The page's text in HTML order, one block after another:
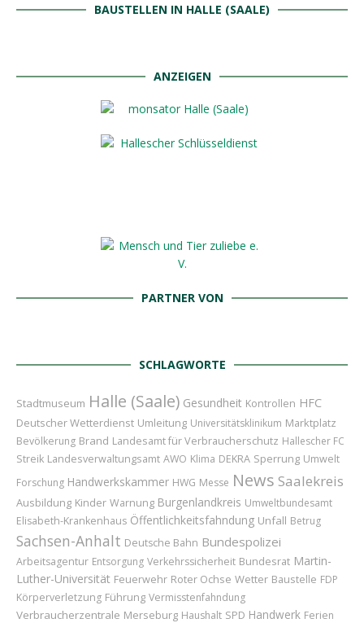
BAUSTELLEN IN HALLE (SAALE)
ANZEIGEN
PARTNER VON
SCHLAGWORTE
Stadtmuseum Halle (Saale) Gesundheit Kontrollen HFC
Deutscher Wetterdienst Umleitung Universitätsklinikum Marktplatz
Bevölkerung Brand Landesamt für Verbraucherschutz Hallescher FC
Streik Landesverwaltungsamt AWO Klima DEKRA Sperrung Umwelt
Forschung Handwerkskammer HWG Messe News Saalekreis
Ausbildung Kinder Warnung Burgenlandkreis Umweltbundesamt
Elisabeth-Krankenhaus Öffentlichkeitsfahndung Unfall Betrug
Sachsen-Anhalt Deutsche Bahn Bundespolizei
Arbeitsagentur Entsorgung Verkehrssicherheit Bundesrat Martin-
Luther-Universität Feuerwehr Roter Ochse Wetter Baustelle FDP
Körperverletzung Führung Vermisstenfahndung
Verbraucherzentrale Merseburg Haushalt SPD Handwerk Ferien